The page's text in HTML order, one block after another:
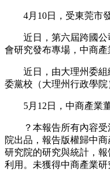
4月10日，受東莞市發
近日，第六屆跨國公
會研究發布專場，中商產
近日，由大理州委組
委黨校（大理州行政學院
5月12日，中商產業董
？本報告所有內容受
院出品，報告版權歸中
研究院的研究與統計，
利用。未獲得中商產業